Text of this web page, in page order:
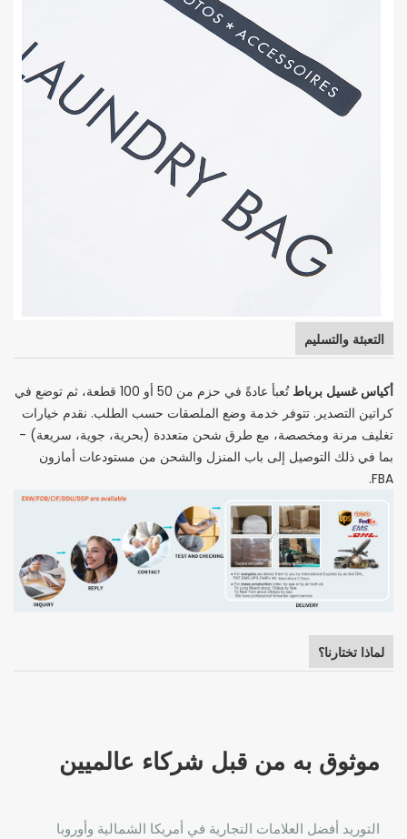
التعبئة والتسليم
أكياس غسيل برباط
تُعبأ عادةً في حزم من 50 أو 100 قطعة، ثم توضع في
كراتين التصدير. تتوفر خدمة وضع الملصقات حسب الطلب. نقدم خيارات
تغليف مرنة ومخصصة، مع طرق شحن متعددة (بحرية، جوية، سريعة) -
بما في ذلك التوصيل إلى باب المنزل والشحن من مستودعات أمازون
FBA.
لماذا تختارنا؟
موثوق به من قبل شركاء عالميين
التوريد أفضل العلامات التجارية في أمريكا الشمالية وأوروبا